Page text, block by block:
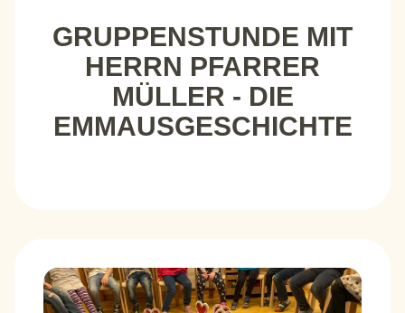
GRUPPENSTUNDE MIT
HERRN PFARRER
MÜLLER - DIE
EMMAUSGESCHICHTE